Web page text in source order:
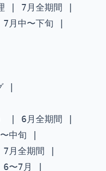
| 7月全期間 |
月中〜下旬 |
|
| 6月全期間 |
中旬 |
月全期間 |
〜7月 |